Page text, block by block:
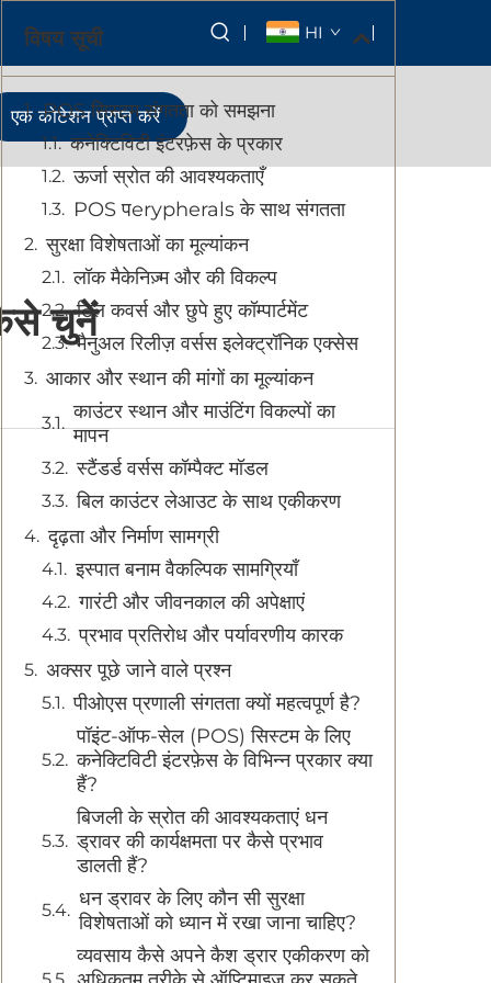
HI
एक कोटेशन प्राप्त करें
चुनें
विषय सूची
POS सिस्टम संगतता को समझना
कनेक्टिविटी इंटरफ़ेस के प्रकार
ऊर्जा स्रोत की आवश्यकताएँ
POS पerypherals के साथ संगतता
सुरक्षा विशेषताओं का मूल्यांकन
लॉक मैकेनिज़्म और की विकल्प
टिल कवर्स और छुपे हुए कॉम्पार्टमेंट
मैनुअल रिलीज़ वर्सस इलेक्ट्रॉनिक एक्सेस
आकार और स्थान की मांगों का मूल्यांकन
काउंटर स्थान और माउंटिंग विकल्पों का
मापन
स्टैंडर्ड वर्सस कॉम्पैक्ट मॉडल
बिल काउंटर लेआउट के साथ एकीकरण
दृढ़ता और निर्माण सामग्री
इस्पात बनाम वैकल्पिक सामग्रियाँ
गारंटी और जीवनकाल की अपेक्षाएं
प्रभाव प्रतिरोध और पर्यावरणीय कारक
अक्सर पूछे जाने वाले प्रश्न
पीओएस प्रणाली संगतता क्यों महत्वपूर्ण है?
पॉइंट-ऑफ-सेल (POS) सिस्टम के लिए
कनेक्टिविटी इंटरफ़ेस के विभिन्न प्रकार क्या
हैं?
बिजली के स्रोत की आवश्यकताएं धन
ड्रावर की कार्यक्षमता पर कैसे प्रभाव
डालती हैं?
धन ड्रावर के लिए कौन सी सुरक्षा
विशेषताओं को ध्यान में रखा जाना चाहिए?
व्यवसाय कैसे अपने कैश ड्रार एकीकरण को